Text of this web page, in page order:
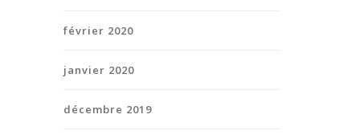
février 2020
janvier 2020
décembre 2019